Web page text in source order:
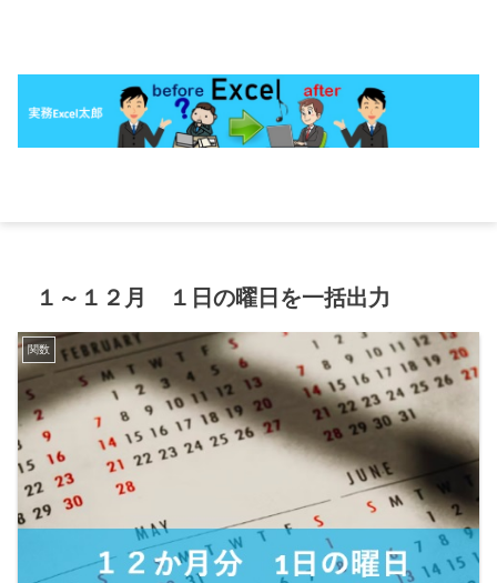
１～１２月 １日の曜日を一括出力
関数